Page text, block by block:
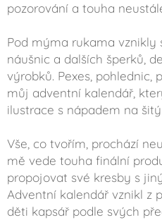
pozorování a touha
Pod mýma rukama vznikly
náušnic a dalších šperků,
výrobků. Pexes, pohlednic,
můj adventní kalendář,
ilustrace s nápadem na
Vše, co tvořím, prochází
mě vede touha finální
propojovat své kresby s
Adventní kalendář vznikl z
děti kapsář podle svých